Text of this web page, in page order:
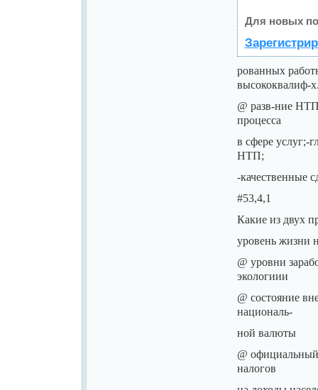
Для новых
рованных
высококвалиф-
@ разв-ние
процесса
в сфере услуг;-
НТП;
-качественные
#53,4,1
Какие из двух
уровень жизни
@ уровни
экологиии
@ состояние
националь-
ной валюты
@
налогов